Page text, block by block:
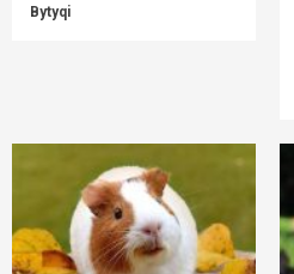
Bytyqi